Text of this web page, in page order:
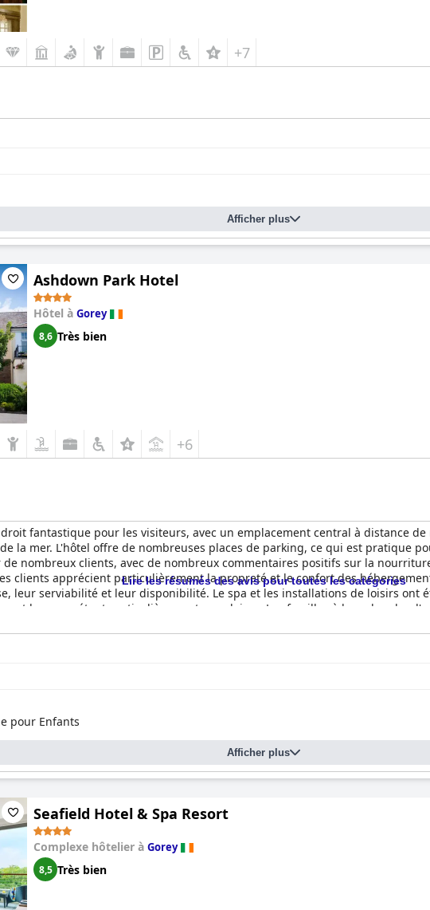
+7
Afficher plus
Ashdown Park Hotel
Hôtel à Gorey
8,6 Très bien
+6
fantastique pour les visiteurs, avec un emplacement central à distance
la mer. L'hôtel offre de nombreuses places de parking, ce qui est pratique
nombreux clients, avec de nombreux commentaires positifs sur la
clients apprécient particulièrement la propreté et le confort des
leur serviabilité et leur disponibilité. Le spa et les installations de loisirs ont
et le sauna étant particulièrement populaires. Les familles à la recherche
qui recherchent une expérience d'hébergement traditionnelle avec un
Lire les résumés des avis pour toutes les catégories
pour Enfants
Afficher plus
Seafield Hotel & Spa Resort
Complexe hôtelier à Gorey
8,5 Très bien